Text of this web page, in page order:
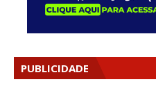
PUBLICIDADE